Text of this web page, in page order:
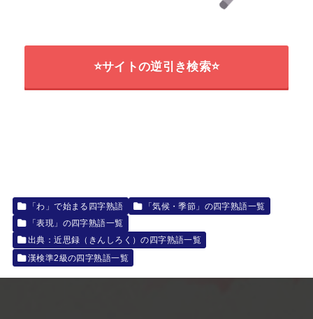
⭐サイトの逆引き検索⭐
「わ」で始まる四字熟語
「気候・季節」の四字熟語一覧
「表現」の四字熟語一覧
出典：近思録（きんしろく）の四字熟語一覧
漢検準2級の四字熟語一覧